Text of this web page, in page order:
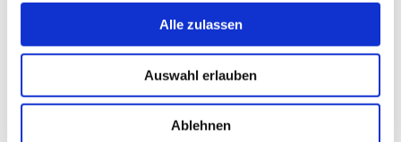
Alle zulassen
Auswahl erlauben
Ablehnen